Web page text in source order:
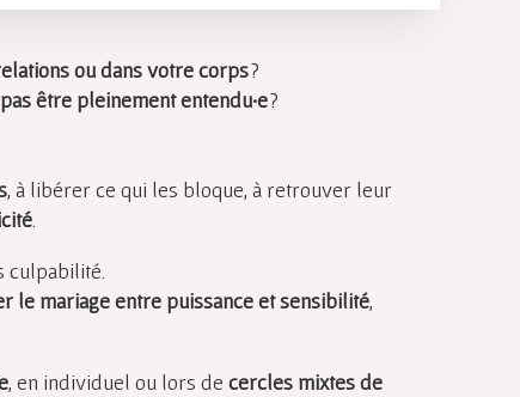
ou dans votre corps?
être pleinement entendu·e?
, à libérer ce qui les bloque, à retrouver leur
.
culpabilité.
le mariage entre puissance et sensibilité,
, en individuel ou lors de cercles mixtes de